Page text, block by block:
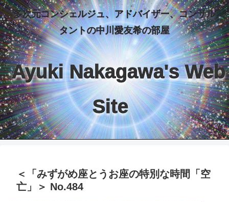
多次元コンシェルジュ、アドバイザー、コンサル
タントの中川愛友希の部屋
Ayuki Nakagawa's Web
Site
＜「みずがめ座とうお座の特別な時間「空
亡」＞ No.484